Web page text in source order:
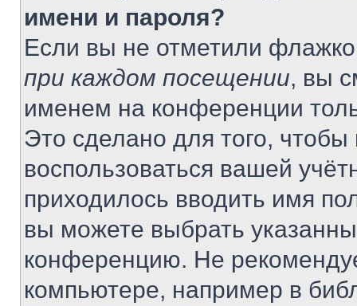
имени и пароля?
Если вы не отметили
при каждом посещении, вы
именем на конференции
Это сделано для того, чтобы
воспользоваться вашей
приходилось вводить имя
вы можете выбрать
конференцию. Не
компьютере, например в